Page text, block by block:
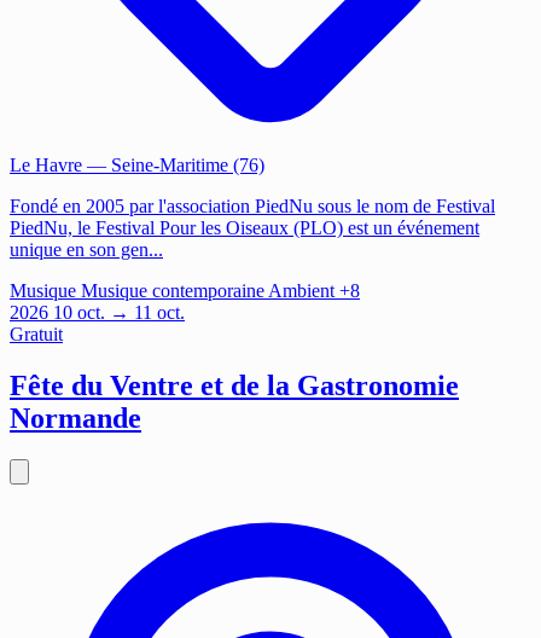
Le Havre — Seine-Maritime (76)
Fondé en 2005 par l'association PiedNu sous le nom de Festival
PiedNu, le Festival Pour les Oiseaux (PLO) est un événement
unique en son gen...
Musique Musique contemporaine Ambient +8
2026 10 oct. → 11 oct.
Gratuit
Fête du Ventre et de la Gastronomie
Normande